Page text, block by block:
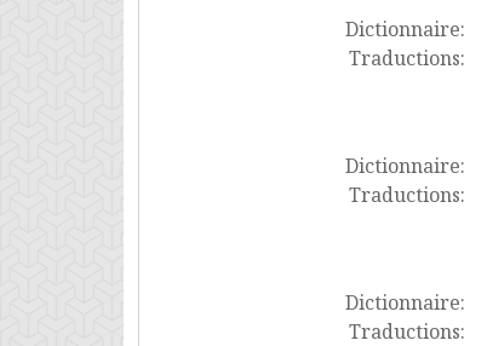
Dictionnaire:
Traductions:
Dictionnaire:
Traductions:
Dictionnaire:
Traductions: